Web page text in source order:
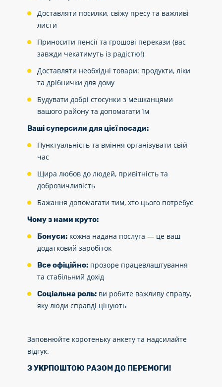
Доставляти посилки, свіжу пресу та важливі
листи
Приносити пенсії та грошові перекази (вас
завжди чекатимуть із радістю!)
Доставляти необхідні товари: продукти, ліки
та дрібнички для дому
Будувати добрі стосунки з мешканцями
вашого району та допомагати їм
Ваші суперсили для цієї посади:
Пунктуальність та вміння організувати свій
час
Щира любов до людей, привітність та
доброзичливість
Бажання допомагати тим, хто цього потребує
Чому з нами круто:
Бонуси: кожна надана послуга — це ваш
додатковий заробіток
Все офіційно: прозоре працевлаштування
та стабільний дохід
Соціальна роль: ви робите важливу справу,
яку люди справді цінують
Заповнюйте коротеньку анкету та надсилайте
відгук.
З УКРПОШТОЮ РАЗОМ ДО ПЕРЕМОГИ!